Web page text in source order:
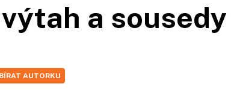
a sousedy
AUTORKU